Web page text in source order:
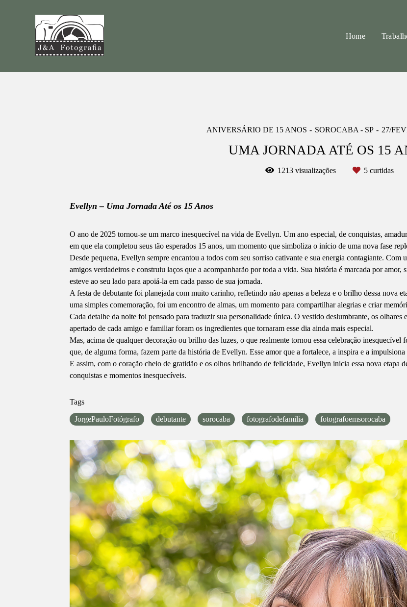
Home
ANIVERSÁRIO DE 15 ANOS SOROCABA - SP 27/
UMA JORNADA ATÉ OS 15
1213 visualizações 5 curtidas
Evellyn – Uma Jornada Até os 15 Anos
O ano de 2025 tornou-se um marco inesquecível na vida de Evellyn. Um ano especial, de conquistas,
em que ela completou seus tão esperados 15 anos, um momento que simboliza o início de uma nova fase
Desde pequena, Evellyn sempre encantou a todos com seu sorriso cativante e sua energia contagiante.
amigos verdadeiros e construiu laços que a acompanharão por toda a vida. Sua história é marcada por amor,
esteve ao seu lado para apoiá-la em cada passo de sua jornada.
A festa de debutante foi planejada com muito carinho, refletindo não apenas a beleza e o brilho dessa nova
uma simples comemoração, foi um encontro de almas, um momento para compartilhar alegrias e criar
Cada detalhe da noite foi pensado para traduzir sua personalidade única. O vestido deslumbrante, os olhares
apertado de cada amigo e familiar foram os ingredientes que tornaram esse dia ainda mais especial.
Mas, acima de qualquer decoração ou brilho das luzes, o que realmente tornou essa celebração
que, de alguma forma, fazem parte da história de Evellyn. Esse amor que a fortalece, a inspira e a
E assim, com o coração cheio de gratidão e os olhos brilhando de felicidade, Evellyn inicia essa nova etapa
conquistas e momentos inesquecíveis.
Tags
JorgePauloFotógrafo debutante sorocaba fotografodefamilia fotografoemsorocaba